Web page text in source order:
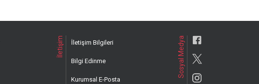
İletişim İletişim Bilgileri
Bilgi Edinme
Kurumsal E-Posta
Sosyal Medya